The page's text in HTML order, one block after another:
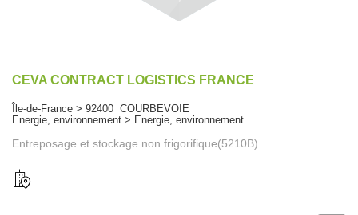
CEVA CONTRACT LOGISTICS FRANCE
Île-de-France > 92400 COURBEVOIE
Energie, environnement > Energie, environnement
Entreposage et stockage non frigorifique(5210B)